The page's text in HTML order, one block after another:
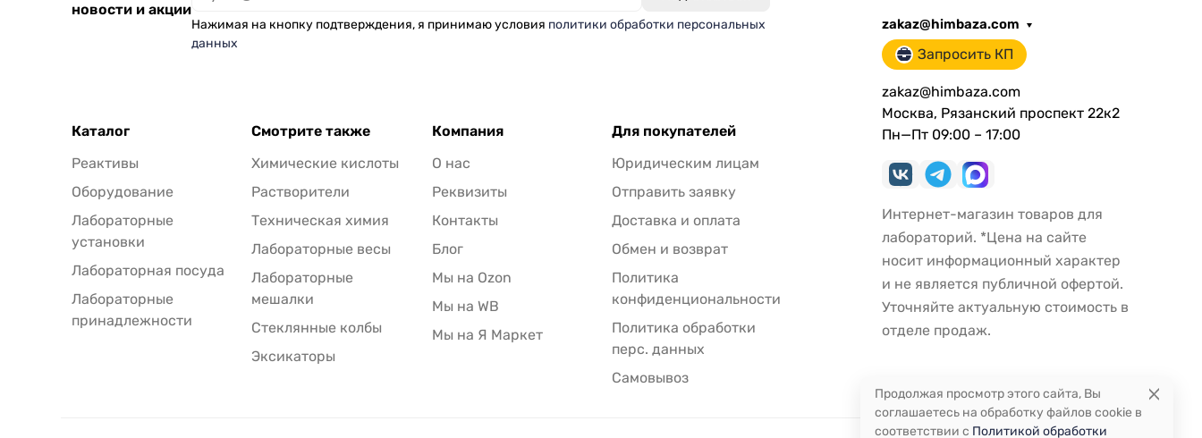
новости и акции
Нажимая на кнопку подтверждения, я принимаю условия политики обработки персональных
данных
Каталог
Реактивы
Оборудование
Лабораторные
установки
Лабораторная посуда
Лабораторные
принадлежности
Смотрите также
Химические кислоты
Растворители
Техническая химия
Лабораторные весы
Лабораторные
мешалки
Стеклянные колбы
Эксикаторы
Компания
О нас
Реквизиты
Контакты
Блог
Мы на Ozon
Мы на WB
Мы на Я Маркет
Для покупателей
Юридическим лицам
Отправить заявку
Доставка и оплата
Обмен и возврат
Политика
конфиденциональности
Политика обработки
перс. данных
Самовывоз
zakaz@himbaza.com
Запросить КП
zakaz@himbaza.com
Москва, Рязанский проспект 22к2
Пн—Пт 09:00 – 17:00
Интернет-магазин товаров для
лабораторий. *Цена на сайте
носит информационный характер
и не является публичной офертой.
Уточняйте актуальную стоимость в
отделе продаж.
Продолжая просмотр этого сайта, Вы
соглашаетесь на обработку файлов cookie в
соответствии с Политикой обработки